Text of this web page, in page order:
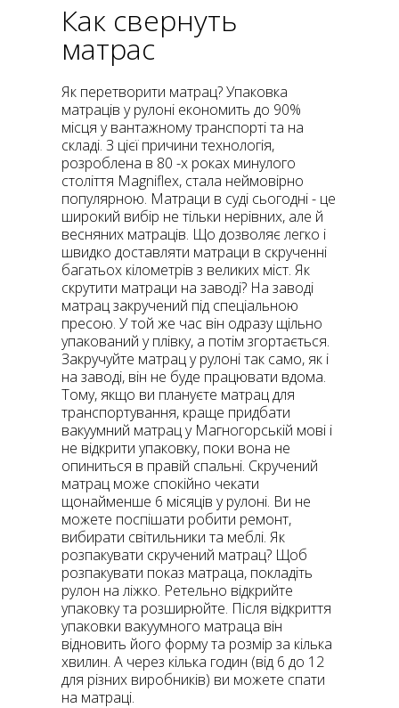
Как свернуть
матрас
Як перетворити матрац? Упаковка
матраців у рулоні економить до 90%
місця у вантажному транспорті та на
складі. З цієї причини технологія,
розроблена в 80 -х роках минулого
століття Magniflex, стала неймовірно
популярною. Матраци в суді сьогодні - це
широкий вибір не тільки нерівних, але й
весняних матраців. Що дозволяє легко і
швидко доставляти матраци в скрученні
багатьох кілометрів з великих міст. Як
скрутити матраци на заводі? На заводі
матрац закручений під спеціальною
пресою. У той же час він одразу щільно
упакований у плівку, а потім згортається.
Закручуйте матрац у рулоні так само, як і
на заводі, він не буде працювати вдома.
Тому, якщо ви плануєте матрац для
транспортування, краще придбати
вакуумний матрац у Магногорській мові і
не відкрити упаковку, поки вона не
опиниться в правій спальні. Скручений
матрац може спокійно чекати
щонайменше 6 місяців у рулоні. Ви не
можете поспішати робити ремонт,
вибирати світильники та меблі. Як
розпакувати скручений матрац? Щоб
розпакувати показ матраца, покладіть
рулон на ліжко. Ретельно відкрийте
упаковку та розширюйте. Після відкриття
упаковки вакуумного матраца він
відновить його форму та розмір за кілька
хвилин. А через кілька годин (від 6 до 12
для різних виробників) ви можете спати
на матраці.